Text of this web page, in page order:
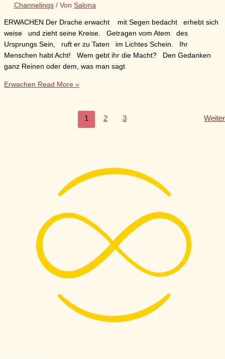
Channelings / Von Salona
ERWACHEN Der Drache erwacht mit Segen bedacht erhebt sich
weise und zieht seine Kreise. Getragen vom Atem des
Ursprungs Sein, ruft er zu Taten im Lichtes Schein. Ihr
Menschen habt Acht! Wem gebt ihr die Macht? Den Gedanken
ganz Reinen oder dem, was man sagt
Erwachen Read More »
1 2 3